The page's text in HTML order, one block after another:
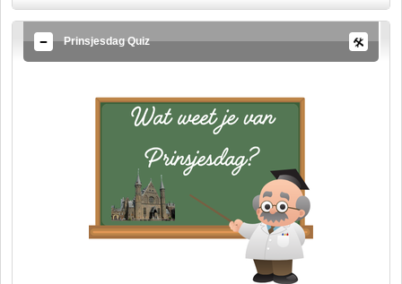
Prinsjesdag Quiz